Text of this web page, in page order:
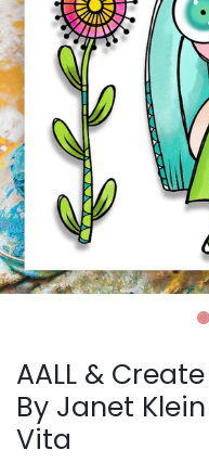
AALL &
By Janet
Vita